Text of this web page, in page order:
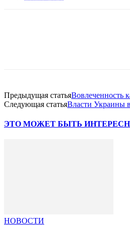
Предыдущая статьяВовлеченность
Следующая статьяВласти Украины
ЭТО МОЖЕТ БЫТЬ
НОВОСТИ